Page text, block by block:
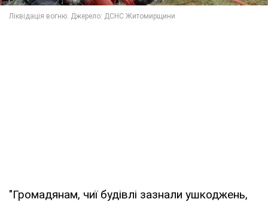
"Громадянам, чиї будівлі зазнали ушкоджень,